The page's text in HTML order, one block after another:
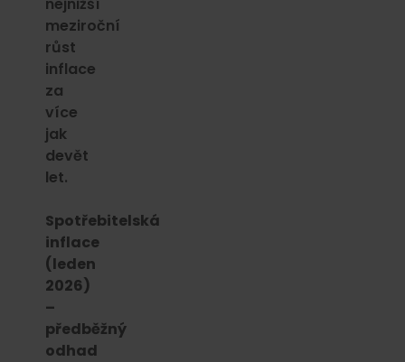
meziroční
růst
inflace
za
více
jak
devět
let.
Spotřebitelská
inflace
(leden
2026)
–
předběžný
odhad